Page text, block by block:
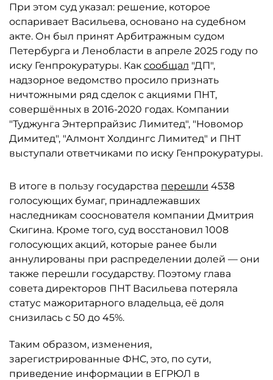
При этом суд указал: решение, которое
оспаривает Васильева, основано на судебном
акте. Он был принят Арбитражным судом
Петербурга и Ленобласти в апреле 2025 году по
иску Генпрокуратуры. Как сообщал "ДП",
надзорное ведомство просило признать
ничтожными ряд сделок с акциями ПНТ,
совершённых в 2016-2020 годах. Компании
"Туджунга Энтерпрайзис Лимитед", "Новомор
Димитед", "Алмонт Холдингс Лимитед" и ПНТ
выступали ответчиками по иску Генпрокуратуры.
В итоге в пользу государства перешли 4538
голосующих бумаг, принадлежавших
наследникам сооснователя компании Дмитрия
Скигина. Кроме того, суд восстановил 1008
голосующих акций, которые ранее были
аннулированы при распределении долей — они
также перешли государству. Поэтому глава
совета директоров ПНТ Васильева потеряла
статус мажоритарного владельца, её доля
снизилась с 50 до 45%.
Таким образом, изменения,
зарегистрированные ФНС, это, по сути,
приведение информации в ЕГРЮЛ в